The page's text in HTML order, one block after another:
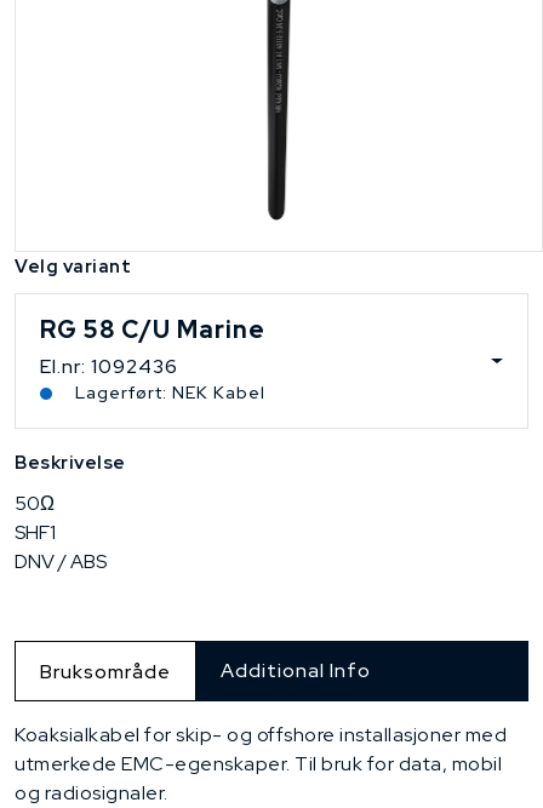
Velg variant
RG 58 C/U Marine
El.nr: 1092436
Lagerført: NEK Kabel
Beskrivelse
50Ω
SHF1
DNV / ABS
Bruksområde Additional Info
Koaksialkabel for skip- og offshore installasjoner med
utmerkede EMC-egenskaper. Til bruk for data, mobil
og radiosignaler.